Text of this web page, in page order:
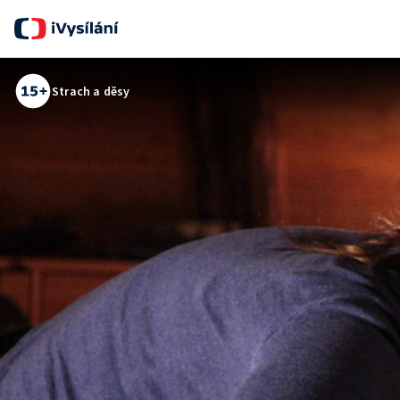
Strach a děsy